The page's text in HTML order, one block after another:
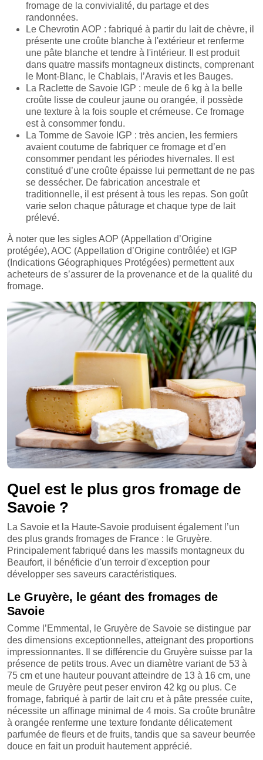
fromage de la convivialité, du partage et des
randonnées.
Le Chevrotin AOP : fabriqué à partir du lait de chèvre, il
présente une croûte blanche à l'extérieur et renferme
une pâte blanche et tendre à l'intérieur. Il est produit
dans quatre massifs montagneux distincts, comprenant
le Mont-Blanc, le Chablais, l’Aravis et les Bauges.
La Raclette de Savoie IGP : meule de 6 kg à la belle
croûte lisse de couleur jaune ou orangée, il possède
une texture à la fois souple et crémeuse. Ce fromage
est à consommer fondu.
La Tomme de Savoie IGP : très ancien, les fermiers
avaient coutume de fabriquer ce fromage et d’en
consommer pendant les périodes hivernales. Il est
constitué d’une croûte épaisse lui permettant de ne pas
se dessécher. De fabrication ancestrale et
traditionnelle, il est présent à tous les repas. Son goût
varie selon chaque pâturage et chaque type de lait
prélevé.
À noter que les sigles AOP (Appellation d’Origine
protégée), AOC (Appellation d’Origine contrôlée) et IGP
(Indications Géographiques Protégées) permettent aux
acheteurs de s’assurer de la provenance et de la qualité du
fromage.
Quel est le plus gros fromage de
Savoie ?
La Savoie et la Haute-Savoie produisent également l’un
des plus grands fromages de France : le Gruyère.
Principalement fabriqué dans les massifs montagneux du
Beaufort, il bénéficie d'un terroir d'exception pour
développer ses saveurs caractéristiques.
Le Gruyère, le géant des fromages de
Savoie
Comme l’Emmental, le Gruyère de Savoie se distingue par
des dimensions exceptionnelles, atteignant des proportions
impressionnantes. Il se différencie du Gruyère suisse par la
présence de petits trous. Avec un diamètre variant de 53 à
75 cm et une hauteur pouvant atteindre de 13 à 16 cm, une
meule de Gruyère peut peser environ 42 kg ou plus. Ce
fromage, fabriqué à partir de lait cru et à pâte pressée cuite,
nécessite un affinage minimal de 4 mois. Sa croûte brunâtre
à orangée renferme une texture fondante délicatement
parfumée de fleurs et de fruits, tandis que sa saveur beurrée
douce en fait un produit hautement apprécié.